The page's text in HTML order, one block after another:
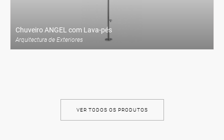
Chuveiro ANGEL com Lava-pés
Arquitectura de Exteriores
VER TODOS OS PRODUTOS